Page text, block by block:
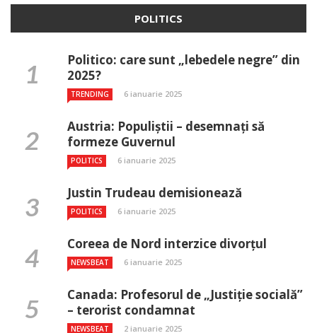
POLITICS
Politico: care sunt „lebedele negre” din
2025?
TRENDING 6 ianuarie 2025
Austria: Populiștii – desemnați să
formeze Guvernul
POLITICS 6 ianuarie 2025
Justin Trudeau demisionează
POLITICS 6 ianuarie 2025
Coreea de Nord interzice divorțul
NEWSBEAT 6 ianuarie 2025
Canada: Profesorul de „Justiție socială”
– terorist condamnat
NEWSBEAT 2 ianuarie 2025